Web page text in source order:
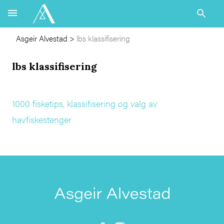
Asgeir Alvestad > lbs klassifisering
lbs klassifisering
1000 fisketips, klassifisering og valg av
havfiskestenger